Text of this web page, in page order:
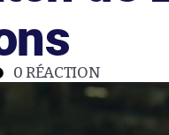
0 RÉACTION